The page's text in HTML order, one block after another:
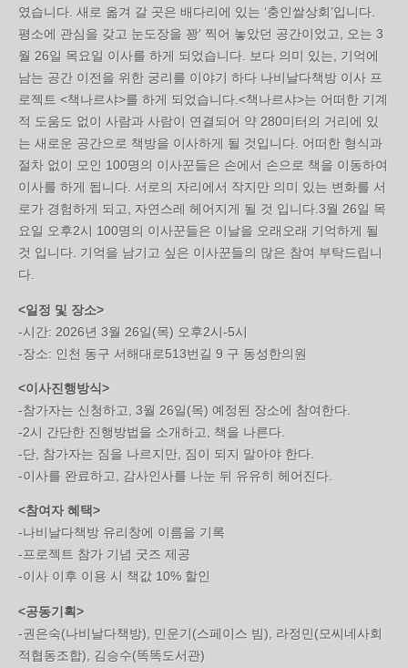
였습니다. 새로 옮겨 갈 곳은 배다리에 있는 ‘충인쌀상회’입니다.
평소에 관심을 갖고 눈도장을 꽝‘ 찍어 놓았던 공간이었고, 오는 3
월 26일 목요일 이사를 하게 되었습니다. 보다 의미 있는, 기억에
남는 공간 이전을 위한 궁리를 이야기 하다 나비날다책방 이사 프
로젝트 <책나르샤>를 하게 되었습니다.<책나르샤>는 어떠한 기계
적 도움도 없이 사람과 사람이 연결되어 약 280미터의 거리에 있
는 새로운 공간으로 책방을 이사하게 될 것입니다. 어떠한 형식과
절차 없이 모인 100명의 이사꾼들은 손에서 손으로 책을 이동하여
이사를 하게 됩니다. 서로의 자리에서 작지만 의미 있는 변화를 서
로가 경험하게 되고, 자연스레 헤어지게 될 것 입니다.3월 26일 목
요일 오후2시 100명의 이사꾼들은 이날을 오래오래 기억하게 될
것 입니다. 기억을 남기고 싶은 이사꾼들의 많은 참여 부탁드립니
다.
<일정 및 장소>
-시간: 2026년 3월 26일(목) 오후2시-5시
-장소: 인천 동구 서해대로513번길 9 구 동성한의원
<이사진행방식>
-참가자는 신청하고, 3월 26일(목) 예정된 장소에 참여한다.
-2시 간단한 진행방법을 소개하고, 책을 나른다.
-단, 참가자는 짐을 나르지만, 짐이 되지 말아야 한다.
-이사를 완료하고, 감사인사를 나눈 뒤 유유히 헤어진다.
<참여자 혜택>
-나비날다책방 유리창에 이름을 기록
-프로젝트 참가 기념 굿즈 제공
-이사 이후 이용 시 책값 10% 할인
<공동기획>
-권은숙(나비날다책방), 민운기(스페이스 빔), 라정민(모씨네사회
적협동조합), 김승수(똑똑도서관)